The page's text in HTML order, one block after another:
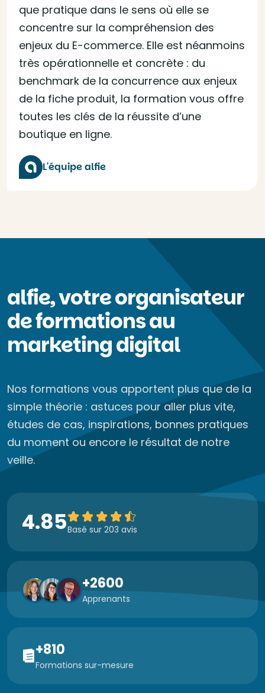
que pratique dans le sens où elle se
concentre sur la compréhension des
enjeux du E-commerce. Elle est néanmoins
très opérationnelle et concrète : du
benchmark de la concurrence aux enjeux
de la fiche produit, la formation vous offre
toutes les clés de la réussite d’une
boutique en ligne.
L'équipe alfie
alfie, votre organisateur
de formations au
marketing digital
Nos formations vous apportent plus que de la
simple théorie : astuces pour aller plus vite,
études de cas, inspirations, bonnes pratiques
du moment ou encore le résultat de notre
veille.
4.85Basé sur 203 avis
+2600
Apprenants
+810
Formations sur-mesure